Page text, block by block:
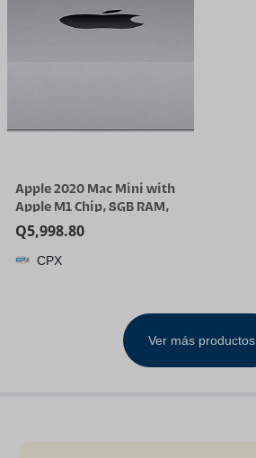
Apple 2020 Mac Mini with
Apple M1 Chip, 8GB RAM,
256GB SSD Storage – Silver
(Renewed)
Q5,998.80
CPX
Ver más productos